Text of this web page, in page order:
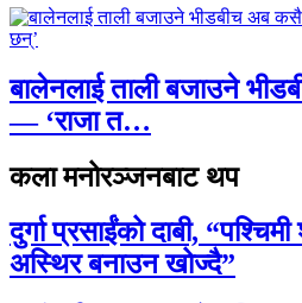
बालेनलाई ताली बजाउने
— ‘राजा त…
कला मनोरञ्जनबाट थप
दुर्गा प्रसाईंको दाबी,
अस्थिर बनाउन खोज्दै”